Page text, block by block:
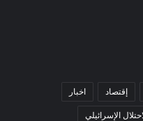
إقتصاد اخبار
الإسرائيلي